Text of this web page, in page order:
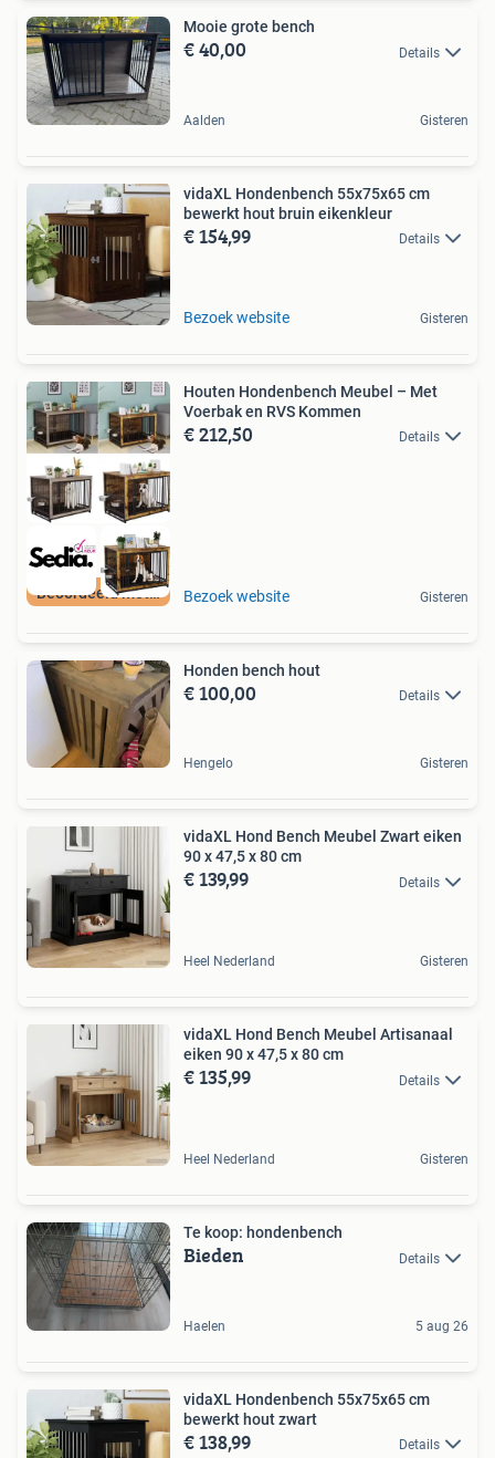
Mooie grote bench
€ 40,00 Details
Aalden Gisteren
vidaXL Hondenbench 55x75x65 cm
bewerkt hout bruin eikenkleur
€ 154,99 Details
Bezoek website Gisteren
Beoordeeld met 9+
Houten Hondenbench Meubel – Met
Voerbak en RVS Kommen
€ 212,50 Details
Bezoek website Gisteren
Honden bench hout
€ 100,00 Details
Hengelo Gisteren
vidaXL Hond Bench Meubel Zwart eiken
90 x 47,5 x 80 cm
€ 139,99 Details
Heel Nederland Gisteren
vidaXL Hond Bench Meubel Artisanaal
eiken 90 x 47,5 x 80 cm
€ 135,99 Details
Heel Nederland Gisteren
Te koop: hondenbench
Bieden Details
Haelen 5 aug 26
vidaXL Hondenbench 55x75x65 cm
bewerkt hout zwart
€ 138,99 Details